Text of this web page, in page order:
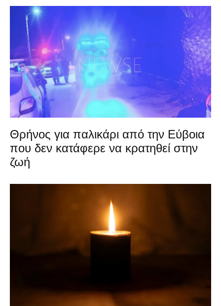
Θρήνος για παλικάρι από την Εύβοια
που δεν κατάφερε να κρατηθεί στην
ζωή